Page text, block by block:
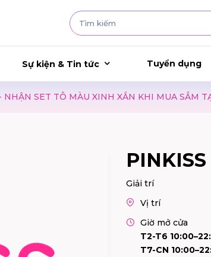
Sự kiện & Tin tức Tuyển dụng
XINH XẮN KHI MUA SẮM TẠI GAP
PINKISS
Giải trí
Vị trí
Giờ mở cửa
T2-T6
T7-CN